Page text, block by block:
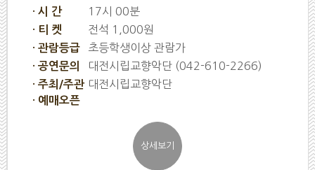
· 시 간 17시 00분
· 티 켓 전석 1,000원
· 관람등급 초등학생이상 관람가
· 공연문의 대전시립교향악단 (042-610-2266)
· 주최/주관 대전시립교향악단
· 예매오픈